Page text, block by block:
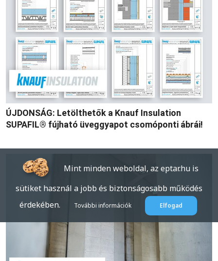
ÚJDONSÁG: Letölthetők a Knauf Insulation
SUPAFIL® fújható üveggyapot csomóponti ábrái!
Mint minden weboldal, az eptar.hu is
sütiket használ a jobb és biztonságosabb működés
érdekében.
További információk Elfogad